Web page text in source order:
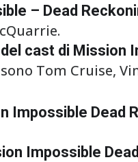
– Dead
cast di Mission
Tom Cruise,
Impossible Dead
Impossible